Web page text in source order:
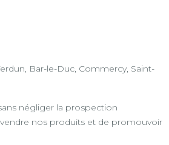
Bar-le-Duc, Commercy, Saint-
négliger la prospection
nos produits et de promouvoir